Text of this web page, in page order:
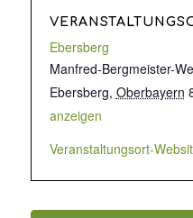
Ebersberg
Manfred-Bergmeister-
Ebersberg, Oberbayern
anzeigen
Veranstaltungsort-